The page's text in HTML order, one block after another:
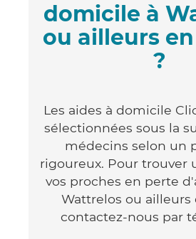
domicile à
ou ailleurs
?
Les aides à domicile
sélectionnées sous la
médecins selon un
rigoureux. Pour trouver
vos proches en perte
Wattrelos ou ailleurs
contactez-nous par